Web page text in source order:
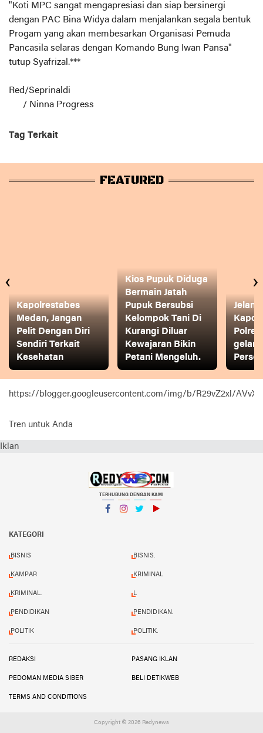
"Koti MPC sangat mengapresiasi dan siap bersinergi
dengan PAC Bina Widya dalam menjalankan segala bentuk
Progam yang akan membesarkan Organisasi Pemuda
Pancasila selaras dengan Komando Bung Iwan Pansa"
tutup Syafrizal.***
Red/Seprinaldi
/ Ninna Progress
Tag Terkait
FEATURED
Kapolrestabes
Medan, Jangan
Pelit Dengan Diri
Sendiri Terkait
Kesehatan
Kios Pupuk Diduga
Bermain Jatah
Pupuk Bersubsi
Kelompok Tani Di
Kurangi Diluar
Kewajaran Bikin
Petani Mengeluh.
gelar
‹ ›
https://blogger.googleusercontent.com/img/b/R29vZ2xl/
Tren untuk Anda
Iklan
TERHUBUNG DENGAN KAMI
KATEGORI
BISNIS BISNIS.
KAMPAR KRIMINAL
KRIMINAL. L
PENDIDIKAN PENDIDIKAN.
POLITIK POLITIK.
REDAKSI PASANG IKLAN
PEDOMAN MEDIA SIBER BELI DETIKWEB
TERMS AND CONDITIONS
Copyright © 2026 Redynews